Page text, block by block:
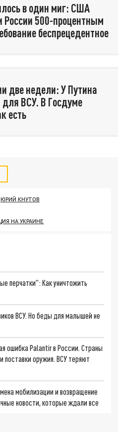
в один миг: США
России 500-процентным
беспрецедентное
две недели: У Путина
ВСУ. В Госдуме
есть
ЮРИЙ КНУТОВ
НА УКРАИНЕ
перчатки": Как уничтожить
ВСУ. Но беды для малышей не
ошибка Palantir в России. Страны
поставки оружия. ВСУ теряют
мобилизации и возвращение
новости, которые ждали все